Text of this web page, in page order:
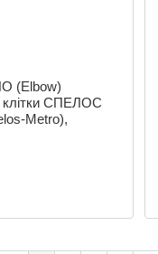
(Elbow)
клітки СПЕЛОС
Metro),